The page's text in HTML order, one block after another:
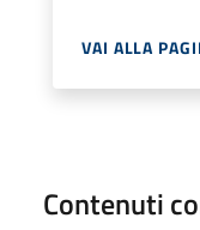
VAI ALLA
Contenuti